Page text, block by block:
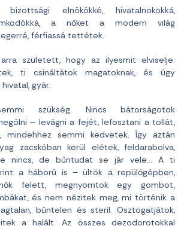
elnökökké, hivatalnokokká,
a nőket a modern világ
férfiassá tettétek.
született, hogy az ilyesmit elviselje.
ti csináltátok magatoknak, és úgy
gyár.
szükség. Nincs bátorságotok
– levágni a fejét, lefosztani a tollát,
mindehhez semmi kedvetek. Így aztán
zacskóban kerül elétek, feldarabolva,
nincs, de bűntudat se jár vele… A ti
a háború is – ültök a repülőgépben,
felett, megnyomtok egy gombot,
és nem nézitek meg, mi történik a
bűntelen és steril. Osztogatjátok,
a halált. Az összes dezodorotokkal